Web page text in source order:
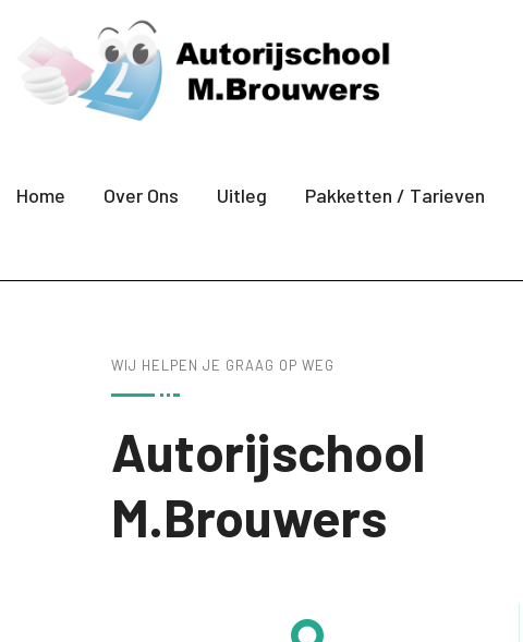
Home Over Ons Uitleg Pakketten / Tarieven
WIJ HELPEN JE GRAAG OP WEG
Autorijschool
M.Brouwers